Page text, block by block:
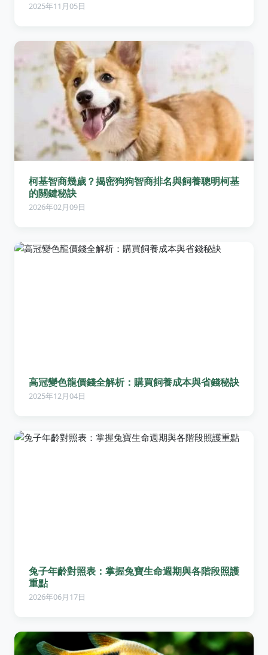
2025年11月05日
柯基智商幾歲？揭密狗狗智商排名與飼養聰明柯基
的關鍵秘訣
2026年02月09日
高冠變色龍價錢全解析：購買飼養成本與省錢秘訣
2025年12月04日
兔子年齡對照表：掌握兔寶生命週期與各階段照護
重點
2026年06月17日